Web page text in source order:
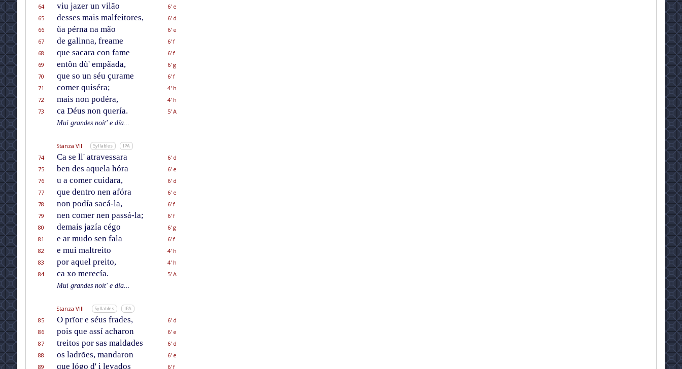
64
viu jazer un vilão
6' e
65
desses mais malfeitores,
6' d
66
ũa pérna na mão
6' e
67
de galinna, freame
6' f
68
que sacara con fame
6' f
69
entôn dũ' empãada,
6' g
70
que so un séu çurame
6' f
71
comer quiséra;
4' h
72
mais non podéra,
4' h
73
ca Déus non quería.
5' A
Mui grandes noit' e día...
Stanza VII Syllables IPA
74 Ca se ll' atravessara
6' d
75
ben des aquela hóra
6' e
76
u a comer cuidara,
6' d
77
que dentro nen afóra
6' e
78
non podía sacá-la,
6' f
79
nen comer nen passá-la;
6' f
80
demais jazía cégo
6' g
81
e ar mudo sen fala
6' f
82
e mui maltreito
4' h
83
por aquel preito,
4' h
84
ca xo merecía.
5' A
Mui grandes noit' e día...
Stanza VIII Syllables IPA
85 O prïor e séus frades,
6' d
86
pois que assí acharon
6' e
87
treitos por sas maldades
6' d
88
os ladrões, mandaron
6' e
89
que lógo d' i levados
6' f